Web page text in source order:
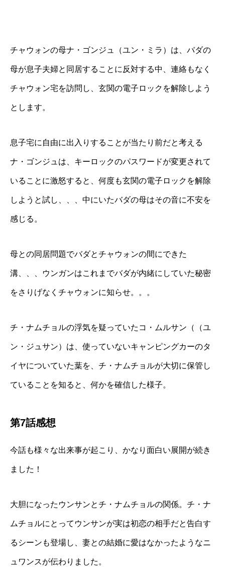
チャウォンの母ナ・ゴンジュ（ユン・ミラ）は、バダの
母が息子夫婦と同居することに反対する中、連絡もなく
チャウォン宅を訪問し、玄関の電子ロックを解除しよう
とします。
息子宅に自由に出入りすることが当たり前だと考える
ナ・ゴンジュは、キーロックのパスワードが変更されて
いることに激怒すると、何度も玄関の電子ロックを解除
しようと試し、、、中にいたバダの母はその音に不安を
感じる。
母との同居問題でバダとチャウォンの間にできた
溝、、、ウンガンはこれまでバダが内緒にしていた秘密
をさりげなくチャウォンに知らせ。。。
チ・ナムチョルの浮気を疑っていたコ・ムルサン（（ユ
ン・ジュサン）は、使っていないキャンピングカーのタ
イヤについていた葉を、チ・ナムチョルが大切に保管し
ていることを知ると、何かを確信した様子。
第7話感想
今話も様々な出来事が起こり、かなり面白い展開が続き
ました！
大胆になったウンサンとチ・ナムチョルの関係。チ・ナ
ムチョルにとってウンサンが実は初恋の相手だと告白す
るシーンも登場し、妻との結婚に愛はなかったようなニ
ュワンスが伝わりました。